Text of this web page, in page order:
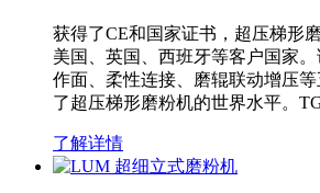
获得了CE和国家证书，超压梯形
美国、英国、西班牙等客户国家
作面、柔性连接、磨辊联动增压
了超压梯形磨粉机的世界水平。
了解详情